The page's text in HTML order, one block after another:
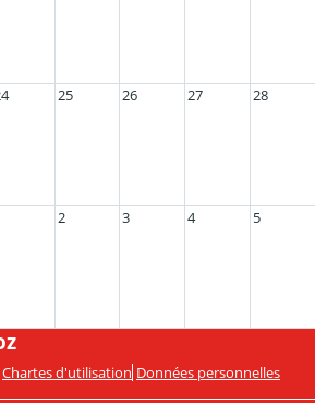
25 26 27 28
2 3 4 5
Chartes d'utilisation Données personnelles